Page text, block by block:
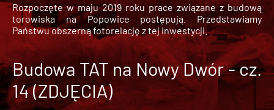
Rozpoczęte w maju 2019 roku prace związane z budową
torowiska na Popowice
postępują. Przedstawiamy
Państwu obszerną fotorelację z tej inwestycji.
Budowa TAT na Nowy Dwór - cz.
14 (ZDJĘCIA)